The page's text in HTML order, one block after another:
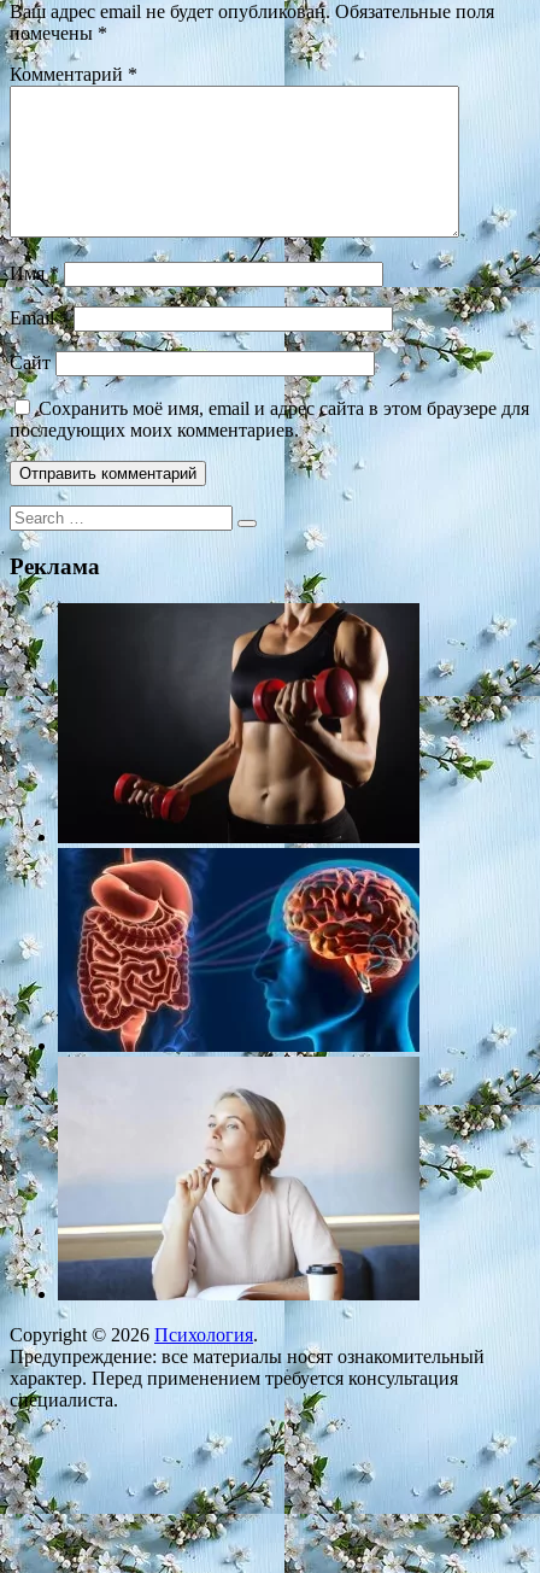
Ваш адрес email не будет опубликован. Обязательные поля
помечены *
Комментарий *
Имя*
Email*
Сайт
Сохранить моё имя, email и адрес сайта в этом браузере для
последующих моих комментариев.
Search
for:
Реклама
Copyright © 2026 Психология.
Предупреждение: все материалы носят ознакомительный
характер. Перед применением требуется консультация
специалиста.